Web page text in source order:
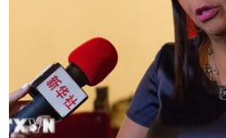
Triều Tiên thử